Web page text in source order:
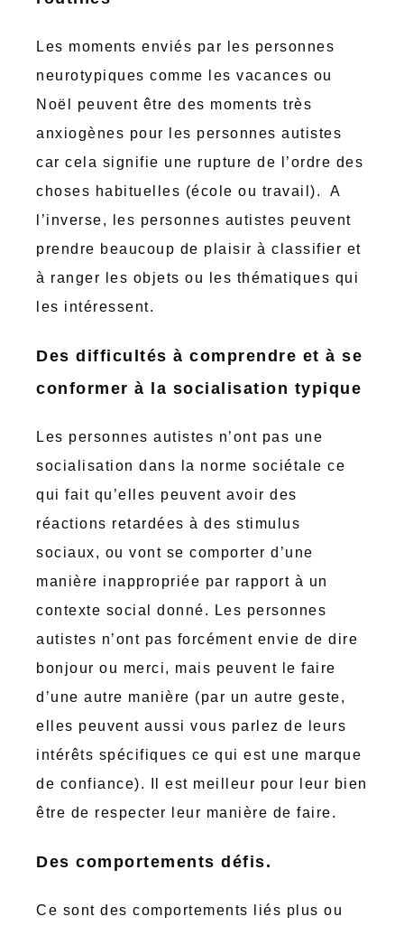
Les moments enviés par les personnes
neurotypiques comme les vacances ou
Noël peuvent être des moments très
anxiogènes pour les personnes autistes
car cela signifie une rupture de l’ordre des
choses habituelles (école ou travail). A
l’inverse, les personnes autistes peuvent
prendre beaucoup de plaisir à classifier et
à ranger les objets ou les thématiques qui
les intéressent.
Des difficultés à comprendre et à se
conformer à la socialisation typique
Les personnes autistes n’ont pas une
socialisation dans la norme sociétale ce
qui fait qu’elles peuvent avoir des
réactions retardées à des stimulus
sociaux, ou vont se comporter d’une
manière inappropriée par rapport à un
contexte social donné. Les personnes
autistes n’ont pas forcément envie de dire
bonjour ou merci, mais peuvent le faire
d’une autre manière (par un autre geste,
elles peuvent aussi vous parlez de leurs
intérêts spécifiques ce qui est une marque
de confiance). Il est meilleur pour leur bien
être de respecter leur manière de faire.
Des comportements défis.
Ce sont des comportements liés plus ou